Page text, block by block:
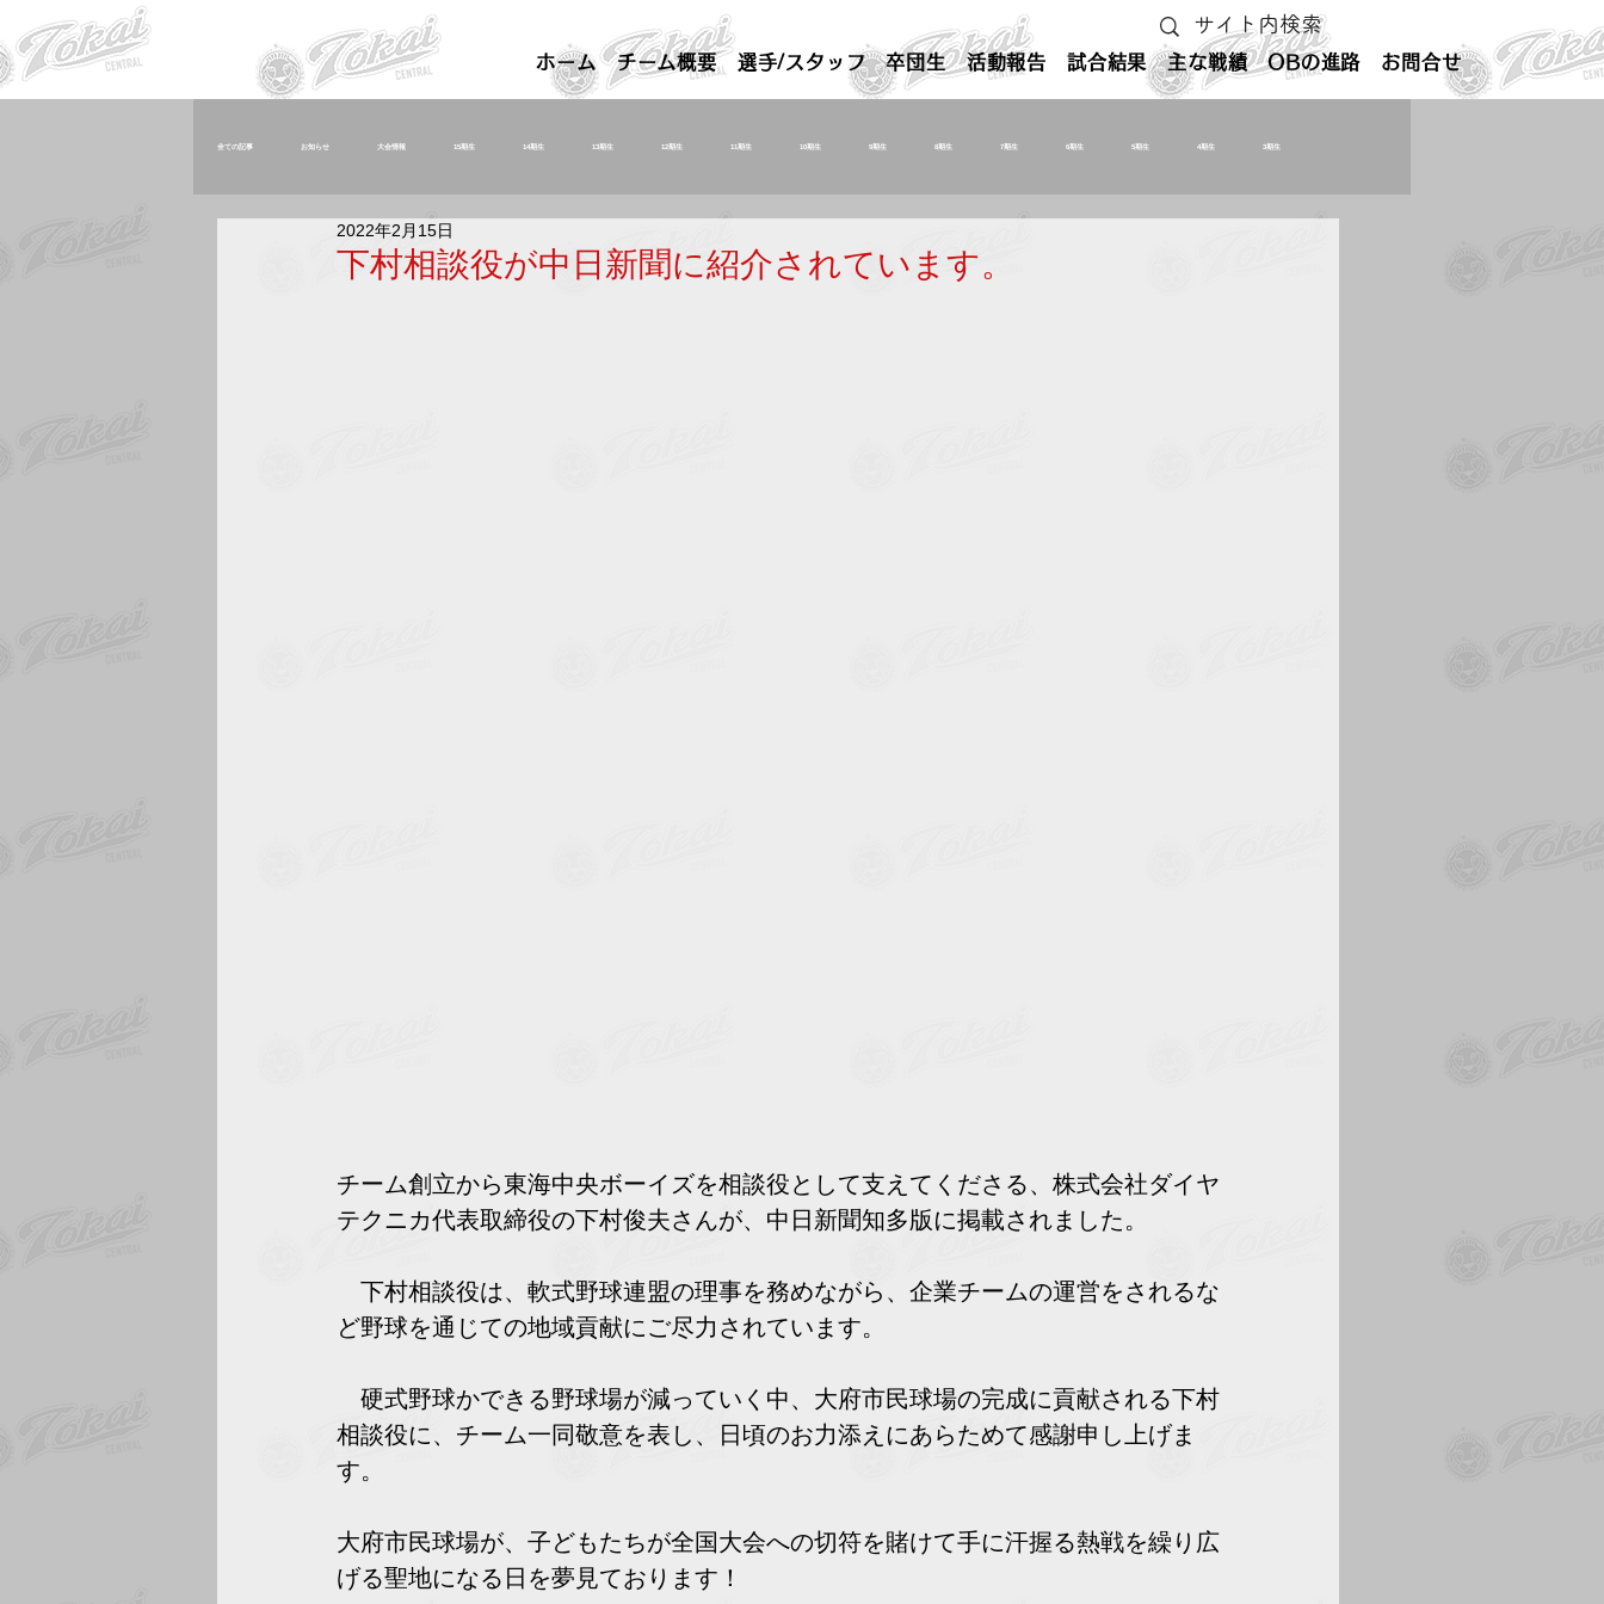
ホーム チーム概要 選手/スタッフ 卒団生 活動報告 試合結果 主な戦績 OBの進路 お問合せ
全ての記事 お知らせ 大会情報 15期生 14期生 13期生 12期生 11期生 10期生 9期生 8期生 7期生 6期生 5期生 4期生 3期生
下村相談役が中日新聞に紹介されています。
2022年2月15日
チーム創立から東海中央ボーイズを相談役として支えてくださる、株式会社ダイヤ
テクニカ代表取締役の下村俊夫さんが、中日新聞知多版に掲載されました。
下村相談役は、軟式野球連盟の理事を務めながら、企業チームの運営をされるな
ど野球を通じての地域貢献にご尽力されています。
硬式野球かできる野球場が減っていく中、大府市民球場の完成に貢献される下村
相談役に、チーム一同敬意を表し、日頃のお力添えにあらためて感謝申し上げま
す。
大府市民球場が、子どもたちが全国大会への切符を賭けて手に汗握る熱戦を繰り広
げる聖地になる日を夢見ております！